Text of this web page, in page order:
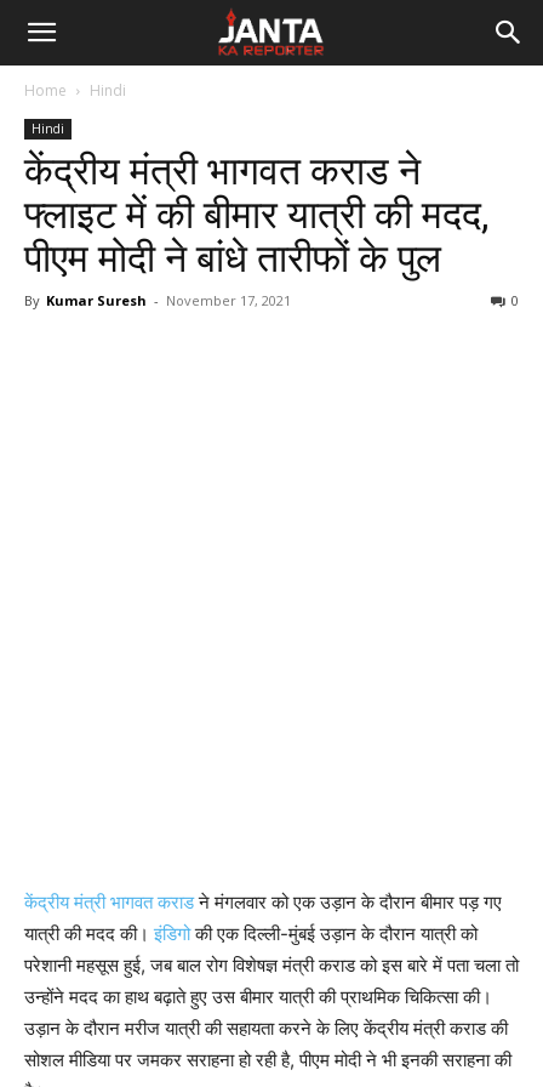
Janta
Reporter
Home Hindi
Hindi
केंद्रीय मंत्री भागवत कराड ने
फ्लाइट में की बीमार यात्री की मदद,
पीएम मोदी ने बांधे तारीफों के पुल
By Kumar Suresh - November 17, 2021 0
केंद्रीय मंत्री भागवत कराडने मंगलवार को एक उड़ान के दौरान बीमार पड़ गए
यात्री की मदद की। इंडिगोकी एक दिल्ली-मुंबई उड़ान के दौरान यात्री को
परेशानी महसूस हुई, जब बाल रोग विशेषज्ञ मंत्री कराड को इस बारे में पता चला तो
उन्होंने मदद का हाथ बढ़ाते हुए उस बीमार यात्री की प्राथमिक चिकित्सा की।
उड़ान के दौरान मरीज यात्री की सहायता करने के लिए केंद्रीय मंत्री कराड की
सोशल मीडिया पर जमकर सराहना हो रही है, पीएम मोदी ने भी इनकी सराहना की